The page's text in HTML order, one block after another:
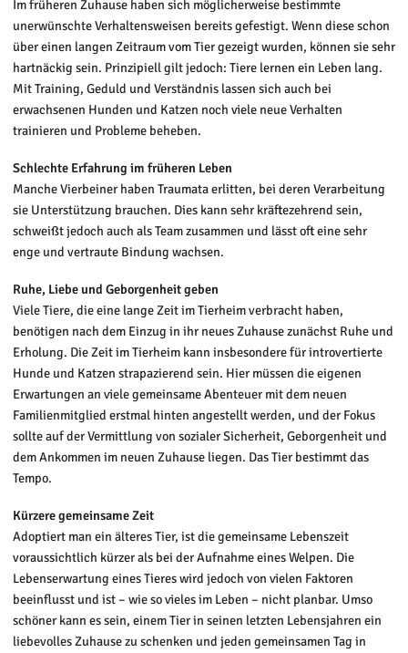
Im früheren Zuhause haben sich möglicherweise bestimmte
unerwünschte Verhaltensweisen bereits gefestigt. Wenn diese schon
über einen langen Zeitraum vom Tier gezeigt wurden, können sie sehr
hartnäckig sein. Prinzipiell gilt jedoch: Tiere lernen ein Leben lang.
Mit Training, Geduld und Verständnis lassen sich auch bei
erwachsenen Hunden und Katzen noch viele neue Verhalten
trainieren und Probleme beheben.
Schlechte Erfahrung im früheren Leben
Manche Vierbeiner haben Traumata erlitten, bei deren Verarbeitung
sie Unterstützung brauchen. Dies kann sehr kräftezehrend sein,
schweißt jedoch auch als Team zusammen und lässt oft eine sehr
enge und vertraute Bindung wachsen.
Ruhe, Liebe und Geborgenheit geben
Viele Tiere, die eine lange Zeit im Tierheim verbracht haben,
benötigen nach dem Einzug in ihr neues Zuhause zunächst Ruhe und
Erholung. Die Zeit im Tierheim kann insbesondere für introvertierte
Hunde und Katzen strapazierend sein. Hier müssen die eigenen
Erwartungen an viele gemeinsame Abenteuer mit dem neuen
Familienmitglied erstmal hinten angestellt werden, und der Fokus
sollte auf der Vermittlung von sozialer Sicherheit, Geborgenheit und
dem Ankommen im neuen Zuhause liegen. Das Tier bestimmt das
Tempo.
Kürzere gemeinsame Zeit
Adoptiert man ein älteres Tier, ist die gemeinsame Lebenszeit
voraussichtlich kürzer als bei der Aufnahme eines Welpen. Die
Lebenserwartung eines Tieres wird jedoch von vielen Faktoren
beeinflusst und ist – wie so vieles im Leben – nicht planbar. Umso
schöner kann es sein, einem Tier in seinen letzten Lebensjahren ein
liebevolles Zuhause zu schenken und jeden gemeinsamen Tag in